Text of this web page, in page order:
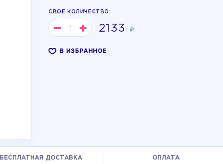
СВОЕ КОЛИЧЕСТВО:
2133 ₽
В ИЗБРАННОЕ
БЕСПЛАТНАЯ ДОСТАВКА ОПЛАТА